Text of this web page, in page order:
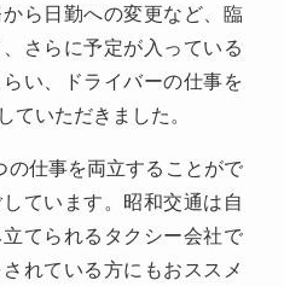
ら日勤への変更など、臨
さらに予定が入っている
い、ドライバーの仕事を
ていただきました。
の仕事を両立することがで
ています。昭和交通は自
てられるタクシー会社で
れている方にもおススメ